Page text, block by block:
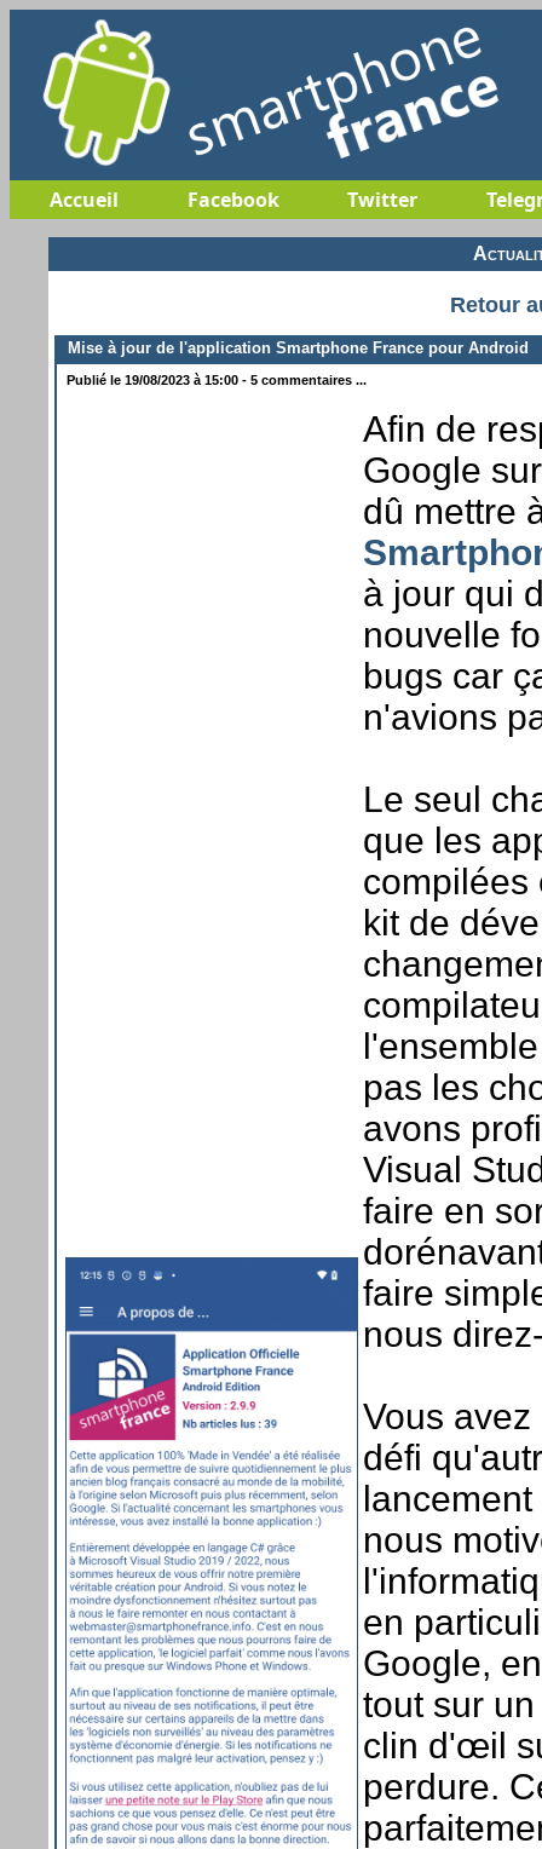
Accueil Facebook Twitter
Retour
Mise à jour de l'application Smartphone France pour Android
Publié le 19/08/2023 à 15:00 - 5 commentaires ...
Afin de
Google
dû mettre
à jour qui
nouvelle
bugs car
n'avions
Le seul
que les
compilées
kit de
pas les
avons
Visual
faire en
faire
nous
Vous
défi
nous
en
Google,
tout sur
clin d'œil
perdure.